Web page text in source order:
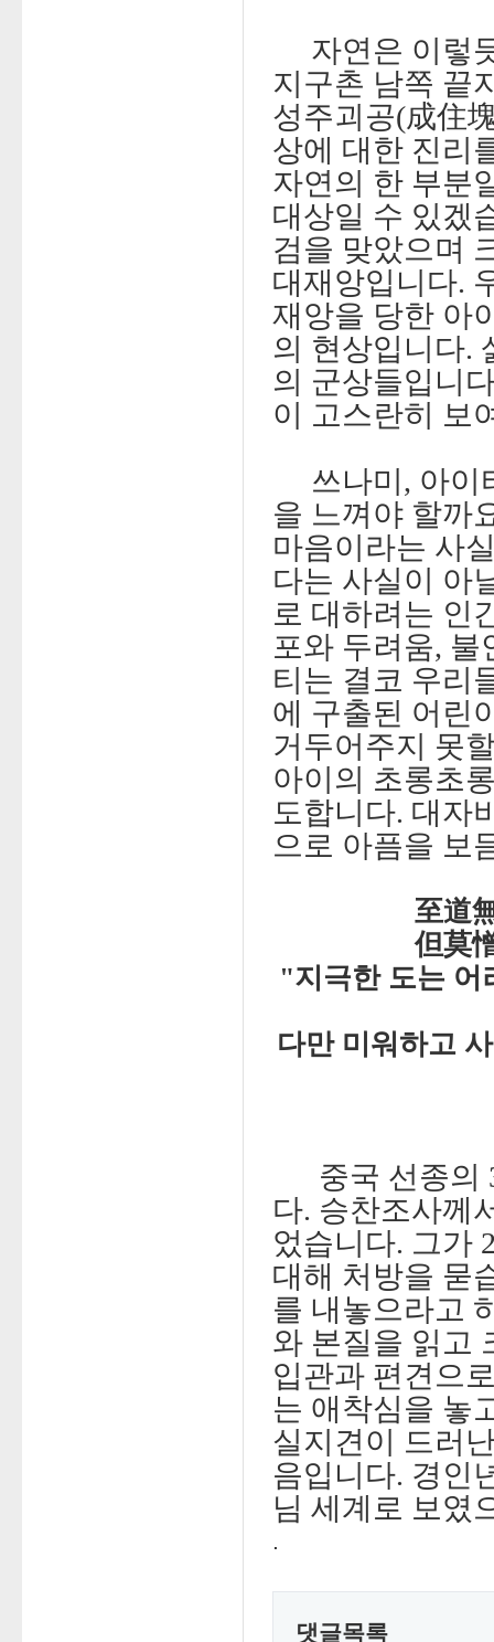
자연은 이렇
지구촌 남쪽 끝
성주괴공(成住
상에 대한 진리
자연의 한 부분
대상일 수 있겠
검을 맞았으며
대재앙입니다.
재앙을 당한 아
의 현상입니다.
의 군상들입니
이 고스란히 보
쓰나미, 아이
을 느껴야 할까
마음이라는 사
다는 사실이 아
로 대하려는 인
포와 두려움,
티는 결코 우리
에 구출된 어린
거두어주지 못
아이의 초롱초
도합니다. 대자
으로 아픔을 보
至道
但莫
"지극한 도는 어
다만 미워하고
중국 선종의
다. 승찬조사께
었습니다. 그가
대해 처방을 묻
를 내놓으라고
와 본질을 읽고
입관과 편견으
는 애착심을 놓
실지견이 드러
음입니다. 경인
님 세계로 보였
.
댓글목록